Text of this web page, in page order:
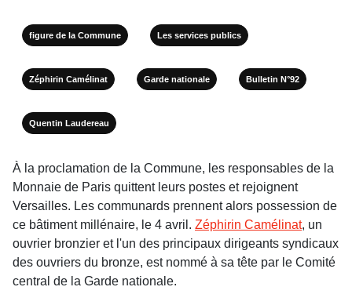
figure de la Commune Les services publics
Zéphirin Camélinat Garde nationale Bulletin N°92
Quentin Laudereau
À la proclamation de la Commune, les responsables de la
Monnaie de Paris quittent leurs postes et rejoi­gnent
Versailles. Les communards prennent alors possession de
ce bâtiment millé­naire, le 4 avril. Zéphirin Camélinat, un
ouvrier bronzier et l'un des principaux dirigeants syndi­caux
des ouvriers du bronze, est nommé à sa tête par le Comité
central de la Garde nationale.